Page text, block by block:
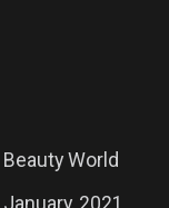
Beauty World
January, 2021